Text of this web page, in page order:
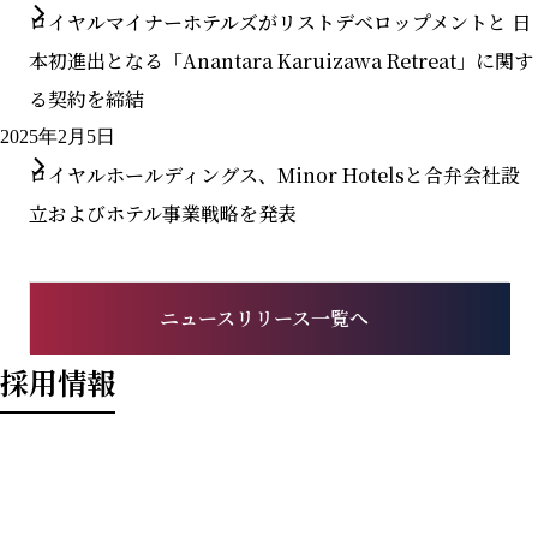
ロイヤルマイナーホテルズがリストデベロップメントと 日
本初進出となる「Anantara Karuizawa Retreat」に関す
る契約を締結
2025年2月5日
ロイヤルホールディングス、Minor Hotelsと合弁会社設
立およびホテル事業戦略を発表
ニュースリリース一覧へ
採用情報